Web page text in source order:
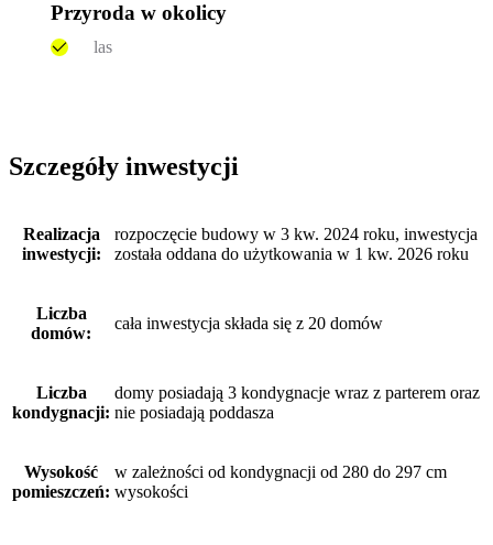
Przyroda w okolicy
las
Szczegóły inwestycji
Realizacja
inwestycji:
rozpoczęcie budowy w 3 kw. 2024 roku, inwestycja
została oddana do użytkowania w 1 kw. 2026 roku
Liczba
domów:
cała inwestycja składa się z 20 domów
Liczba
kondygnacji:
domy posiadają 3 kondygnacje wraz z parterem oraz
nie posiadają poddasza
Wysokość
pomieszczeń:
w zależności od kondygnacji od 280 do 297 cm
wysokości